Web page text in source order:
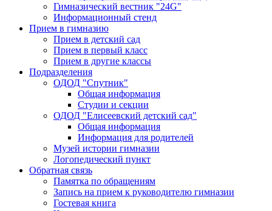
Гимназический вестник "24G"
Информационный стенд
Прием в гимназию
Прием в детский сад
Прием в первый класс
Прием в другие классы
Подразделения
ОДОД "Спутник"
Общая информация
Студии и секции
ОДОД "Елисеевский детский сад"
Общая информация
Информация для родителей
Музей истории гимназии
Логопедический пункт
Обратная связь
Памятка по обращениям
Запись на прием к руководителю гимназии
Гостевая книга